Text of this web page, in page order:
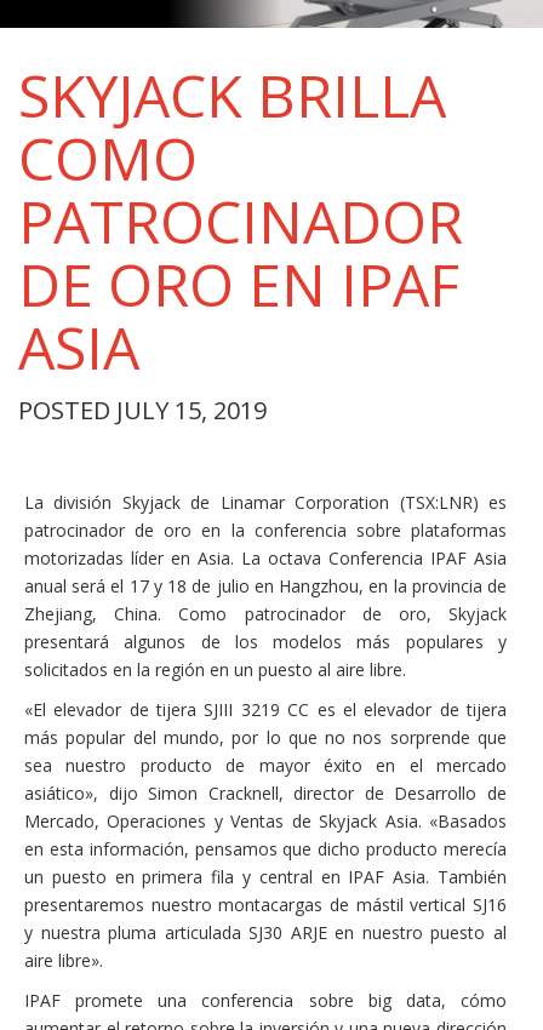
SKYJACK BRILLA
COMO
PATROCINADOR
DE ORO EN IPAF
ASIA
POSTED JULY 15, 2019
La división Skyjack de Linamar Corporation (TSX:LNR) es
patrocinador de oro en la conferencia sobre plataformas
motorizadas líder en Asia. La octava Conferencia IPAF Asia
anual será el 17 y 18 de julio en Hangzhou, en la provincia de
Zhejiang, China. Como patrocinador de oro, Skyjack
presentará algunos de los modelos más populares y
solicitados en la región en un puesto al aire libre.
«El elevador de tijera SJIII 3219 CC es el elevador de tijera
más popular del mundo, por lo que no nos sorprende que
sea nuestro producto de mayor éxito en el mercado
asiático», dijo Simon Cracknell, director de Desarrollo de
Mercado, Operaciones y Ventas de Skyjack Asia. «Basados
en esta información, pensamos que dicho producto merecía
un puesto en primera fila y central en IPAF Asia. También
presentaremos nuestro montacargas de mástil vertical SJ16
y nuestra pluma articulada SJ30 ARJE en nuestro puesto al
aire libre».
IPAF promete una conferencia sobre big data, cómo